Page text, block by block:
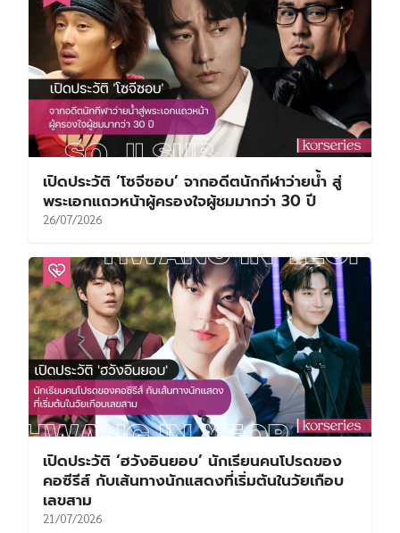
เปิดประวัติ ‘โซจีซอบ’ จากอดีตนักกีฬาว่ายน้ำ สู่
พระเอกแถวหน้าผู้ครองใจผู้ชมมากว่า 30 ปี
26/07/2026
เปิดประวัติ ‘ฮวังอินยอบ’ นักเรียนคนโปรดของ
คอซีรีส์ กับเส้นทางนักแสดงที่เริ่มต้นในวัยเกือบ
เลขสาม
21/07/2026